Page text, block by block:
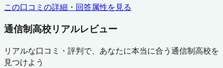
この口コミの詳細・回答属性を見る
通信制高校リアルレビュー
リアルな口コミ・評判で、あなたに本当に合う通信制高校を
見つけよう